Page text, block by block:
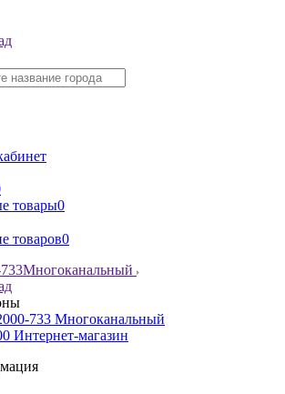
товары0
товаров0
Многоканальный
733 Многоканальный
Интернет-магазин